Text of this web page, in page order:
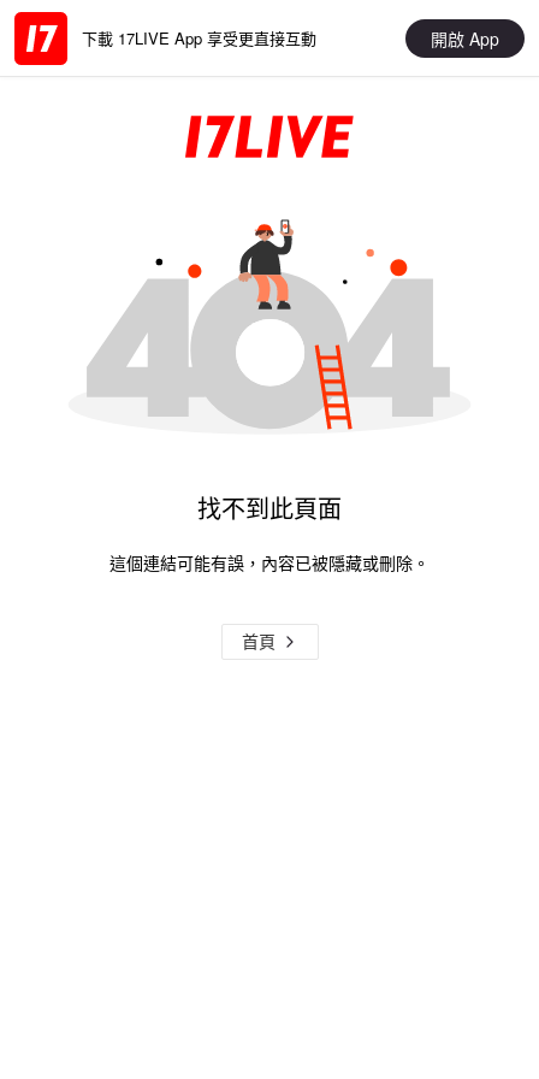
下載 17LIVE App 享受更直接互動 開啟 App
找不到此頁面
這個連結可能有誤，內容已被隱藏或刪除。
首頁